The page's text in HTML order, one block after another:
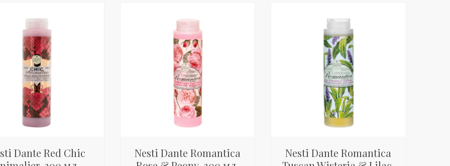
Dante Red Chic
Nesti Dante Romantica
Nesti Dante Romantica